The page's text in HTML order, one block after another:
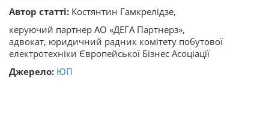
Автор статті: Костянтин Гамкрелідзе,
керуючий партнер АО «ДЕГА Партнерз»,
адвокат, юридичний радник комітету побутової
електротехніки Європейської Бізнес Асоціації
Джерело: ЮП